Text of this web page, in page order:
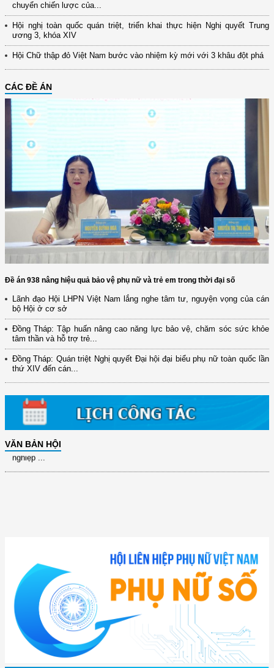
chuyển chiến lược của...
Hội nghị toàn quốc quán triệt, triển khai thực hiện Nghị quyết Trung
ương 3, khóa XIV
Hội Chữ thập đỏ Việt Nam bước vào nhiệm kỳ mới với 3 khâu đột phá
CÁC ĐỀ ÁN
Đề án 938 nâng hiệu quả bảo vệ phụ nữ và trẻ em trong thời đại số
Lãnh đạo Hội LHPN Việt Nam lắng nghe tâm tư, nguyện vọng của cán
bộ Hội ở cơ sở
Đồng Tháp: Tập huấn nâng cao năng lực bảo vệ, chăm sóc sức khỏe
tâm thần và hỗ trợ trẻ...
Đồng Tháp: Quán triệt Nghị quyết Đại hội đại biểu phụ nữ toàn quốc lần
thứ XIV đến cán...
VĂN BẢN HỘI
(12/TB-HĐKH) V/v đăng ký, đề xuất nhiệm vụ Khoa học, công nghệ và
đổi mới ...
(898/KH/ĐCT) Kế hoạch thực hiện Quyết định số 2415/QĐ-TTg ngày
31/10/2025 ...
(891/KH-ĐCT) Kế hoạch thực hiện Nghị quyết số 72-NQ/TW ngày
9/9/2025 của Bộ ...
(2415/QĐ-TTg) Quyết định về việc phê duyệt Đề án Hỗ trợ Phụ nữ khởi
nghiệp ...